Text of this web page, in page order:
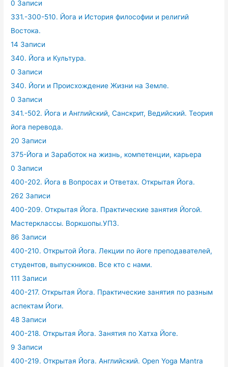
0 Записи
331.-300-510. Йога и История философии и религий
Востока.
14 Записи
340. Йога и Культура.
0 Записи
340. Йоги и Происхождение Жизни на Земле.
0 Записи
341.-502. Йога и Английский, Санскрит, Ведийский. Теория
йога перевода.
20 Записи
375-Йога и Заработок на жизнь, компетенции, карьера
0 Записи
400-202. Йога в Вопросах и Ответах. Открытая Йога.
262 Записи
400-209. Открытая Йога. Практические занятия Йогой.
Мастерклассы. Воркшопы.УПЗ.
86 Записи
400-210. Открытой Йога. Лекции по йоге преподавателей,
студентов, выпускников. Все кто с нами.
111 Записи
400-217. Открытая Йога. Практические занятия по разным
аспектам Йоги.
48 Записи
400-218. Открытая Йога. Занятия по Хатха Йоге.
9 Записи
400-219. Открытая Йога. Английский. Open Yoga Mantra